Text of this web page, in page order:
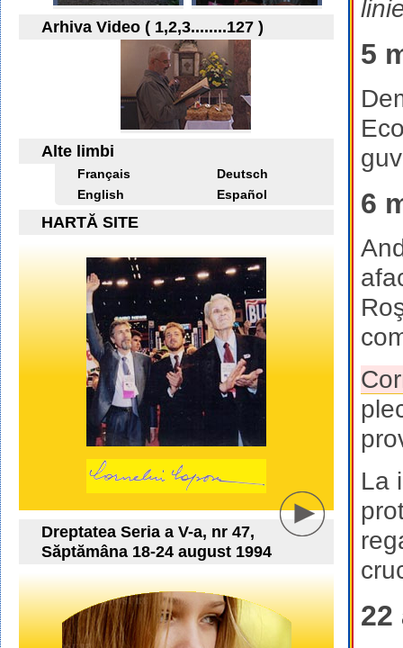
5
6
La
22
Arhiva Video ( 1,2,3........127 )
Alte limbi
Français
Deutsch
English
Español
HARTĂ SITE
Dreptatea Seria a V-a, nr 47,
Săptămâna 18-24 august 1994